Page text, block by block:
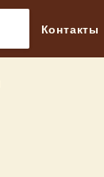
Контакты